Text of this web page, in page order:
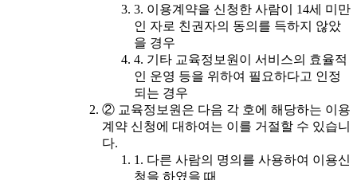
3. 이용계약을 신청한 사람이 14세 미만
인 자로 친권자의 동의를 득하지 않았
을 경우
4. 기타 교육정보원이 서비스의 효율적
인 운영 등을 위하여 필요하다고 인정
되는 경우
② 교육정보원은 다음 각 호에 해당하는 이용
계약 신청에 대하여는 이를 거절할 수 있습니
다.
1. 다른 사람의 명의를 사용하여 이용신
청을 하였을 때